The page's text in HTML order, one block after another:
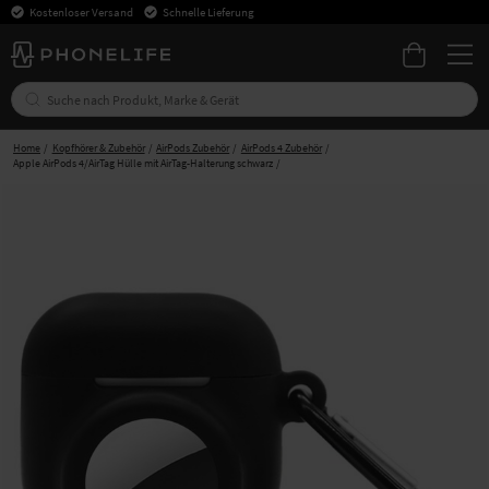
Kostenloser Versand Schnelle Lieferung
Home Kopfhörer & Zubehör AirPods Zubehör
AirPods 4 Zubehör
Apple AirPods 4/AirTag Hülle mit AirTag-Halterung schwarz